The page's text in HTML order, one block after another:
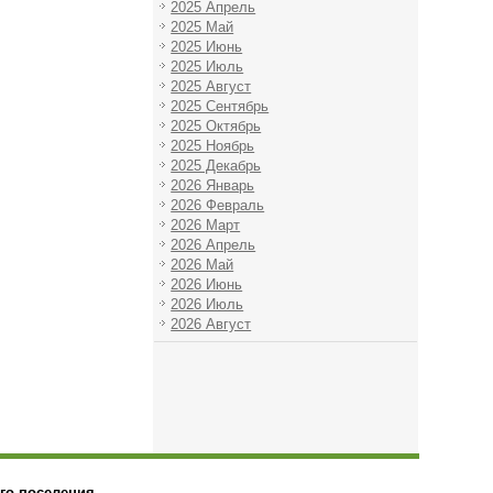
2025 Апрель
2025 Май
2025 Июнь
2025 Июль
2025 Август
2025 Сентябрь
2025 Октябрь
2025 Ноябрь
2025 Декабрь
2026 Январь
2026 Февраль
2026 Март
2026 Апрель
2026 Май
2026 Июнь
2026 Июль
2026 Август